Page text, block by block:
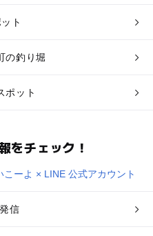
ト
の釣り堀
ポット
をチェック！
信